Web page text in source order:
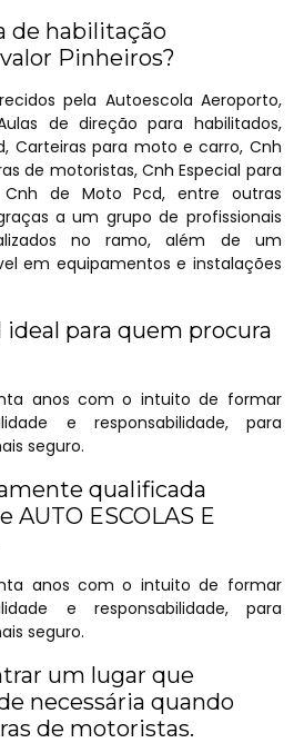
de habilitação
Pinheiros?
pela Autoescola Aeroporto,
de direção para habilitados,
Carteiras para moto e carro, Cnh
de motoristas, Cnh Especial para
de Moto Pcd, entre outras
a um grupo de profissionais
no ramo, além de um
em equipamentos e instalações
ideal para quem procura
anos com o intuito de formar
e responsabilidade, para
seguro.
qualificada
AUTO ESCOLAS E
anos com o intuito de formar
e responsabilidade, para
seguro.
um lugar que
necessária quando
de motoristas.